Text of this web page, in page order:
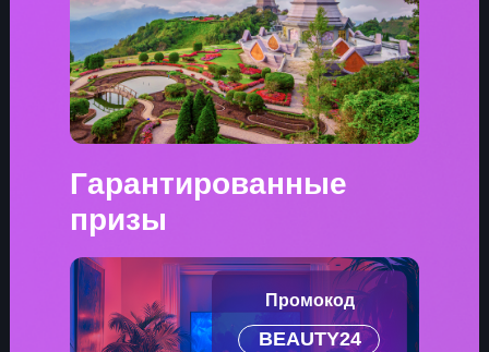
Гарантированные
призы
Промокод
BEAUTY24